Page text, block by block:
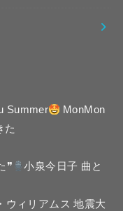
Summer
MonMon
た
❞
小泉今日子 曲と
ウィリアムス 地震大